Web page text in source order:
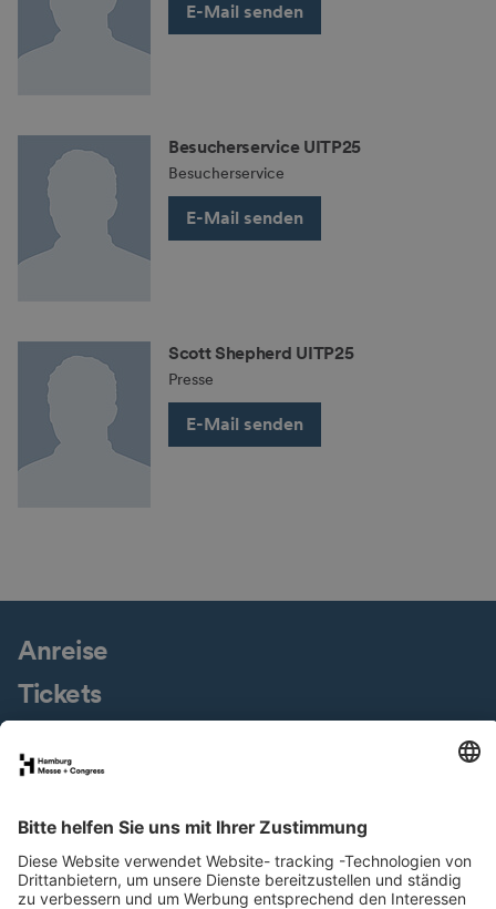
E-Mail senden
Besucherservice UITP25
Besucherservice
E-Mail senden
Scott Shepherd UITP25
Presse
E-Mail senden
Anreise
Tickets
Presseservice
Downloads
Jobs & Karriere